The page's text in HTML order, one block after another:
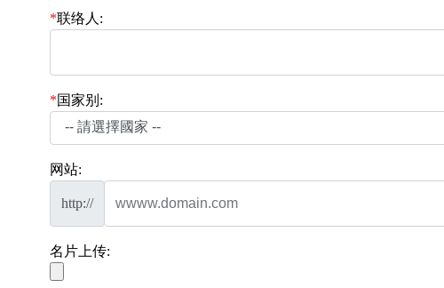
*联络人:
*国家别:
网站:
http://
名片上传: